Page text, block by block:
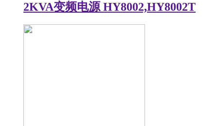
2KVA变频电源 HY8002,HY8002T